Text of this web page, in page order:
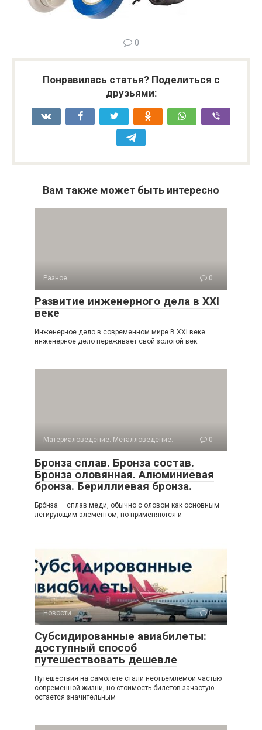
0
Понравилась статья? Поделиться с
друзьями:
Вам также может быть интересно
Разное 0
Развитие инженерного дела в XXI
веке
Инженерное дело в современном мире В XXI веке
инженерное дело переживает свой золотой век.
Материаловедение. Металловедение. 0
Бронза сплав. Бронза состав.
Бронза оловянная. Алюминиевая
бронза. Бериллиевая бронза.
Бро́нза — сплав меди, обычно с оловом как основным
легирующим элементом, но применяются и
Новости 0
Субсидированные авиабилеты:
доступный способ
путешествовать дешевле
Путешествия на самолёте стали неотъемлемой частью
современной жизни, но стоимость билетов зачастую
остается значительным